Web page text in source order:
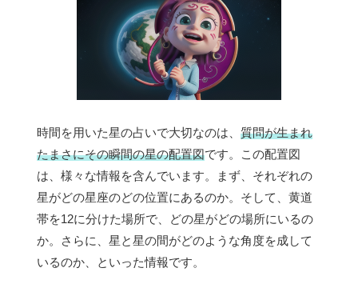
時間を用いた星の占いで大切なのは、 質問が生まれ
たまさにその瞬間の星の配置図です。この配置図
は、様々な情報を含んでいます。まず、それぞれの
星がどの星座のどの位置にあるのか。そして、黄道
帯を12に分けた場所で、どの星がどの場所にいるの
か。さらに、星と星の間がどのような角度を成して
いるのか、といった情報です。